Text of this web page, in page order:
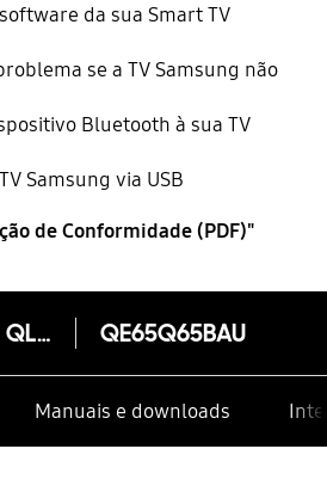
da sua Smart TV
se a TV Samsung não
Bluetooth à sua TV
Samsung via USB
de Conformidade (PDF)"
Q65B Smart 4K QLED TV 2022 QE65Q65BAU
Manuais e downloads